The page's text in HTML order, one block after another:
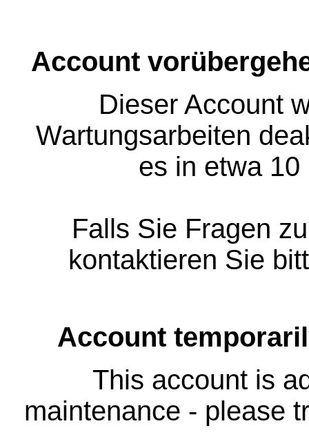
Account
Dieser Account
Wartungsarbeiten
es in etwa
Falls Sie Fragen
kontaktieren Sie
Account
This account is
maintenance - please